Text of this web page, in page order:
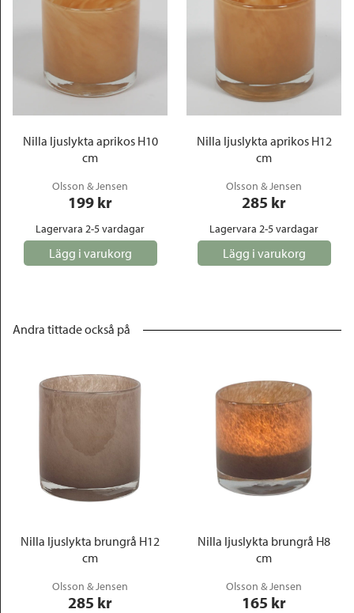
Nilla ljuslykta aprikos H10
cm
Olsson & Jensen
199 kr
Lagervara 2-5 vardagar
Lägg i varukorg
Nilla ljuslykta aprikos H12
cm
Olsson & Jensen
285 kr
Lagervara 2-5 vardagar
Lägg i varukorg
Andra tittade också på
Nilla ljuslykta brungrå H12
cm
Olsson & Jensen
285 kr
Nilla ljuslykta brungrå H8
cm
Olsson & Jensen
165 kr